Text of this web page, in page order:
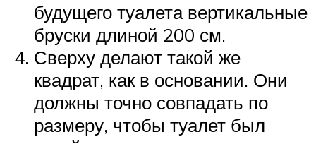
будущего туалета вертикальные
бруски длиной 200 см.
Сверху делают такой же
квадрат, как в основании. Они
должны точно совпадать по
размеру, чтобы туалет был